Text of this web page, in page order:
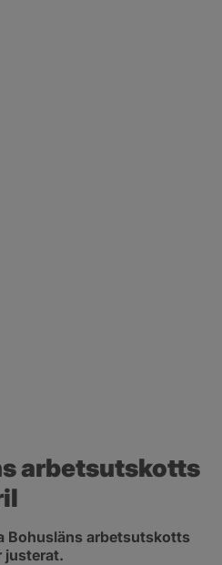
arbetsutskotts
Bohusläns arbetsutskotts
justerat.